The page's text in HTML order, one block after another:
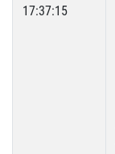
17:37:15